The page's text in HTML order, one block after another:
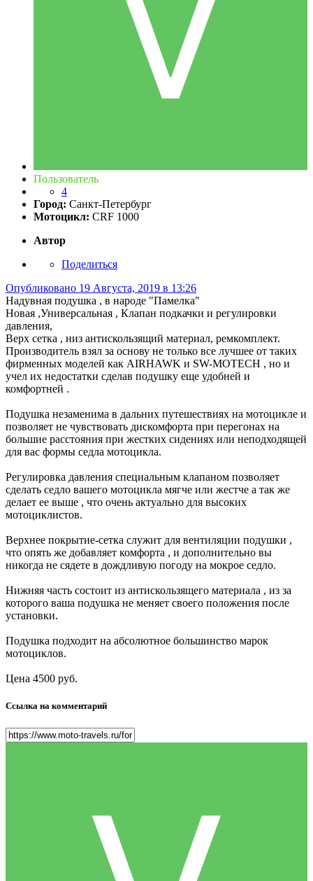
Пользователь
4
Город: Санкт-Петербург
Мотоцикл: CRF 1000
Автор
Поделиться
Опубликовано 19 Августа, 2019 в 13:26
Надувная подушка , в народе "Памелка"
Новая ,Универсальная , Клапан подкачки и регулировки
давления,
Верх сетка , низ антискользящий материал, ремкомплект.
Производитель взял за основу не только все лучшее от таких
фирменных моделей как AIRHAWK и SW-MOTECH , но и
учел их недостатки сделав подушку еще удобней и
комфортней .
Подушка незаменима в дальних путешествиях на мотоцикле и
позволяет не чувствовать дискомфорта при перегонах на
большие расстояния при жестких сидениях или неподходящей
для вас формы седла мотоцикла.
Регулировка давления специальным клапаном позволяет
сделать седло вашего мотоцикла мягче или жестче а так же
делает ее выше , что очень актуально для высоких
мотоциклистов.
Верхнее покрытие-сетка служит для вентиляции подушки ,
что опять же добавляет комфорта , и дополнительно вы
никогда не сядете в дождливую погоду на мокрое седло.
Нижняя часть состоит из антискользящего материала , из за
которого ваша подушка не меняет своего положения после
установки.
Подушка подходит на абсолютное большинство марок
мотоциклов.
Цена 4500 руб.
Ссылка на комментарий